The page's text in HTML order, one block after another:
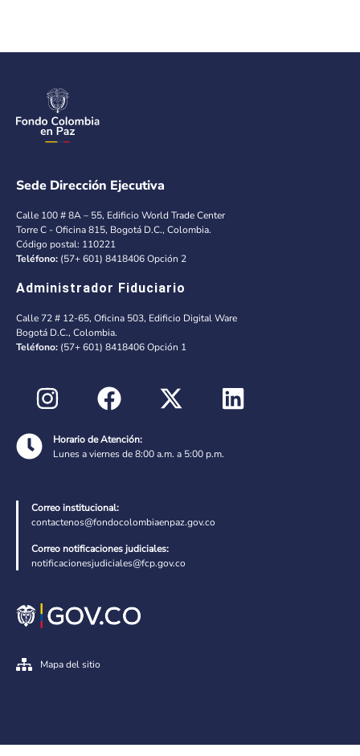
Sede Dirección Ejecutiva
Calle 100 # 8A – 55, Edificio World Trade Center
Torre C - Oficina 815, Bogotá D.C., Colombia.
Código postal: 110221
Teléfono: (57+ 601) 8418406 Opción 2
Administrador Fiduciario
Calle 72 # 12-65, Oficina 503, Edificio Digital Ware
Bogotá D.C., Colombia.
Teléfono: (57+ 601) 8418406 Opción 1
Horario de Atención:
Lunes a viernes de 8:00 a.m. a 5:00 p.m.
Correo institucional:
contactenos@fondocolombiaenpaz.gov.co
Correo notificaciones judiciales:
notificacionesjudiciales@fcp.gov.co
Mapa del sitio